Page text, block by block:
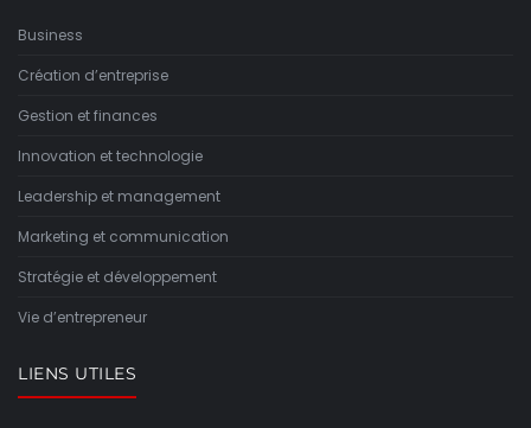
Business
Création d’entreprise
Gestion et finances
Innovation et technologie
Leadership et management
Marketing et communication
Stratégie et développement
Vie d’entrepreneur
LIENS UTILES